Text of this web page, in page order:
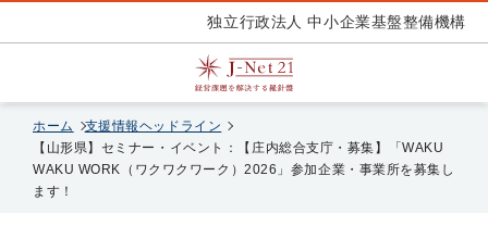
独立行政法人 中小企業基盤整備機構
ホーム
支援情報ヘッドライン
【山形県】セミナー・イベント：【庄内総合支庁・募集】「WAKU
WAKU WORK（ワクワクワーク）2026」参加企業・事業所を募集し
ます！